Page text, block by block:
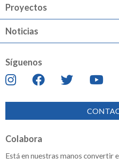
Proyectos
Noticias
Síguenos
Colabora
Está en nuestras manos convertir